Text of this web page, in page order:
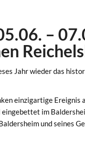
–
Jahr wieder das
einzigartige Ereignis
im
und seines